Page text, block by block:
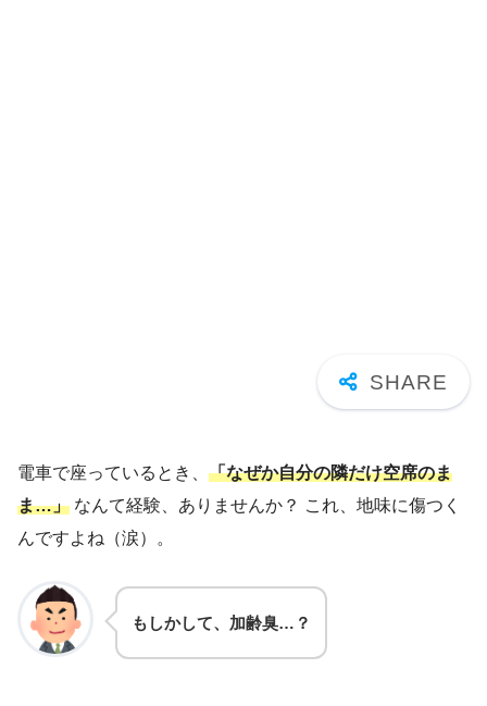
電車で座っているとき、 「なぜか自分の隣だけ空席のま
ま…」 なんて経験、ありませんか？ これ、地味に傷つく
んですよね（涙）。
もしかして、加齢臭…？